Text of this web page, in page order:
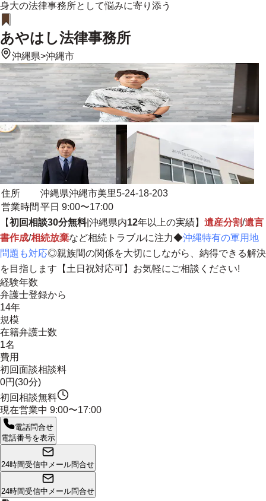
身大の法律事務所として悩みに寄り添う
あやはし法律事務所
沖縄県>沖縄市
住所
沖縄県沖縄市美里5-24-18-203
営業時間 平日 9:00〜17:00
【初回相談30分無料|沖縄県内12年以上の実績】 遺産分割/遺言
書作成/相続放棄など相続トラブルに注力◆沖縄特有の軍用地
問題も対応◎親族間の関係を大切にしながら、納得できる解決
を目指します 【土日祝対応可】お気軽にご相談ください!
経験年数
弁護士登録から
14年
規模
在籍弁護士数
1名
費用
初回面談相談料
0円(30分)
初回相談無料
現在営業中 9:00〜17:00
電話問合せ
電話番号を表示
24時間受信中 メール問合せ
24時間受信中 メール問合せ